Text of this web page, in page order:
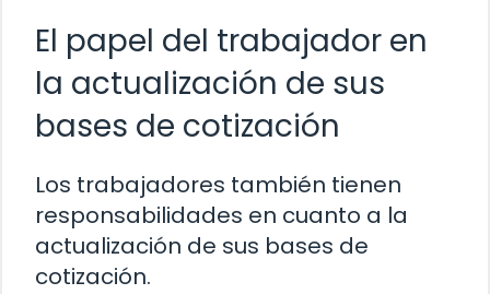
El papel del trabajador en
la actualización de sus
bases de cotización
Los trabajadores también tienen
responsabilidades en cuanto a la
actualización de sus bases de
cotización.